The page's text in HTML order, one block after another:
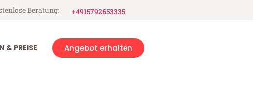
Beratung: +4915792653335
& PREISE Angebot erhalten